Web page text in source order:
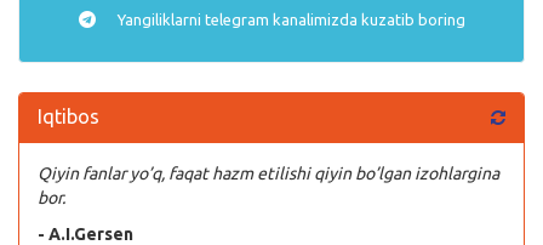
Yangiliklarni telegram kanalimizda kuzatib boring
Iqtibos
Qiyin fanlar yo’q, faqat hazm etilishi qiyin bo’lgan izohlargina
bor.
- A.I.Gersen